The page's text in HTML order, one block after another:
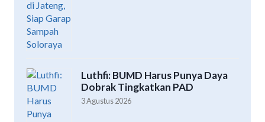
Luthfi: BUMD Harus Punya Daya
Dobrak Tingkatkan PAD
3 Agustus 2026